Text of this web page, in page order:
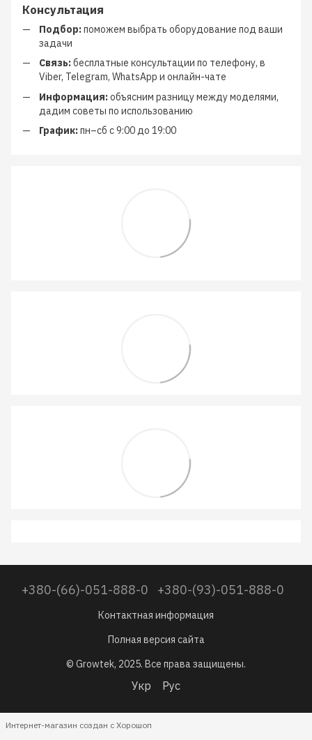
Консультация
Подбор:поможем выбрать оборудование под ваши
задачи
Связь:бесплатные консультации по телефону, в
Viber, Telegram, WhatsApp и онлайн-чате
Информация:объясним разницу между моделями,
дадим советы по использованию
График:пн–сб с 9:00 до 19:00
+380-(66)-051-888-0 +380-(93)-051-888-0
Контактная информация
Полная версия сайта
© Growtek, 2025. Все права защищены.
Укр Рус
Интернет-магазин создан с Хорошоп